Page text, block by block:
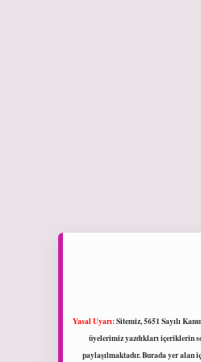
Yasal Uyarı:Sitemiz, 5651 Sayılı
üyelerimiz yazdıkları içeriklerin
paylaşılmaktadır. Burada yer alan